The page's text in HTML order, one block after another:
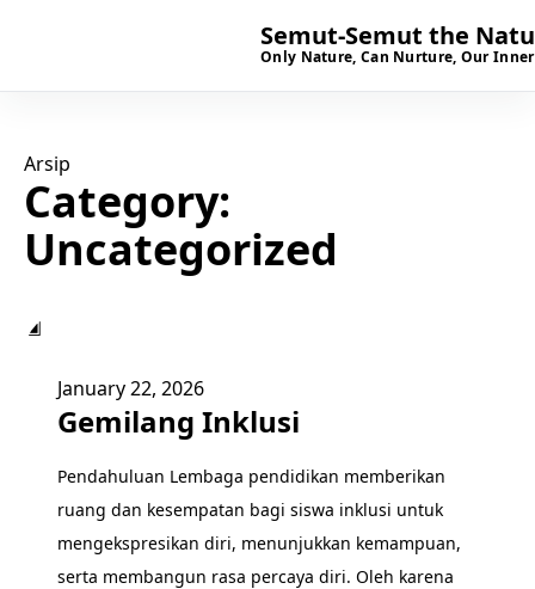
Semut-Semut the
Only Nature, Can Nurture, Our
Arsip
Category:
Uncategorized
▣
January 22, 2026
Gemilang Inklusi
Pendahuluan Lembaga pendidikan memberikan
ruang dan kesempatan bagi siswa inklusi untuk
mengekspresikan diri, menunjukkan kemampuan,
serta membangun rasa percaya diri. Oleh karena